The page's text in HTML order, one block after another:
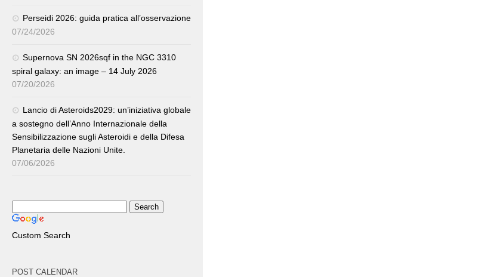
Perseidi 2026: guida pratica all’osservazione
07/24/2026
Supernova SN 2026sqf in the NGC 3310
spiral galaxy: an image – 14 July 2026
07/20/2026
Lancio di Asteroids2029: un’iniziativa globale
a sostegno dell’Anno Internazionale della
Sensibilizzazione sugli Asteroidi e della Difesa
Planetaria delle Nazioni Unite.
07/06/2026
Custom Search
POST CALENDAR